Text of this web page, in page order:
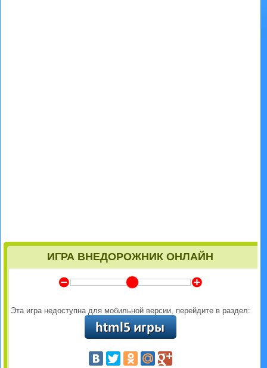
ИГРА ВНЕДОРОЖНИК ОНЛАЙН
Y Z
Эта игра недоступна для мобильной версии, перейдите в раздел: